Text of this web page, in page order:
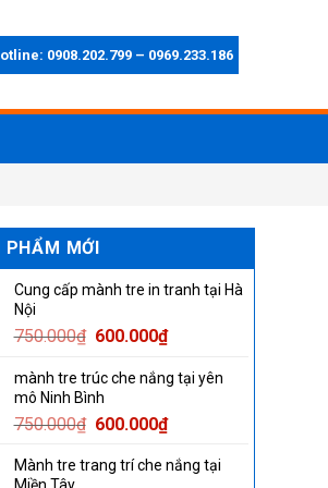
0908.202.799 – 0969.233.186
PHẨM MỚI
Cung cấp mành tre in tranh tại Hà
Nội
750.000₫ Original
was:
750.000₫.
600.000₫Current
is:
mành tre trúc che nắng tại yên
mô Ninh Bình
750.000₫ Original
was:
600.000₫Current
is:
Mành tre trang trí che nắng tại